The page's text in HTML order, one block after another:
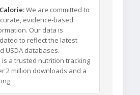
We are committed to
evidence-based
Our data is
to reflect the latest
USDA databases.
is a trusted nutrition tracking
2 million downloads and a